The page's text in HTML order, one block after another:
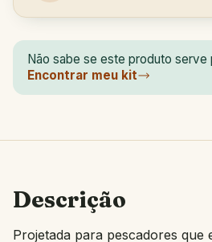
Não sabe se este produto serve
Encontrar meu kit
Descrição
Projetada para pescadores que